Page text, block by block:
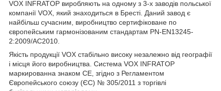
VOX INFRATOP виробляють на одному з 3-х заводів польської
компанії VOX, який знаходиться в Бресті. Даний завод є
найбільш сучасним, виробництво сертифіковане по
європейським гармонізованим стандартам PN-EN13245-
2:2009/AC2010.
Якість продукції VOX стабільно високу незалежно від географії
і місця його виробництва. Система VOX INFRATOP
маркированна знаком СЕ, згідно з Регламентом
Європейського союзу (ЄС) № 305/2011 з торгівлі